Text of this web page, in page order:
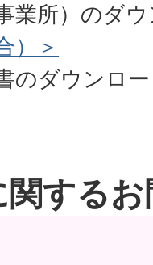
業所）のダ
）＞
のダウンロ
関する